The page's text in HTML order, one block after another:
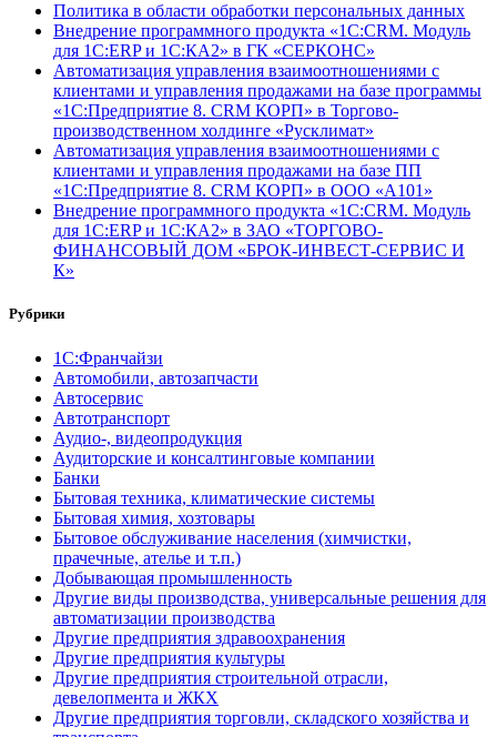
Политика в области обработки персональных данных
Внедрение программного продукта «1С:CRM. Модуль
для 1С:ERP и 1С:КА2» в ГК «СЕРКОНС»
Автоматизация управления взаимоотношениями с
клиентами и управления продажами на базе программы
«1С:Предприятие 8. CRM КОРП» в Торгово-
производственном холдинге «Русклимат»
Автоматизация управления взаимоотношениями с
клиентами и управления продажами на базе ПП
«1С:Предприятие 8. CRM КОРП» в ООО «А101»
Внедрение программного продукта «1С:CRM. Модуль
для 1С:ERP и 1С:КА2» в ЗАО «ТОРГОВО-
ФИНАНСОВЫЙ ДОМ «БРОК-ИНВЕСТ-СЕРВИС И
К»
Рубрики
1С:Франчайзи
Автомобили, автозапчасти
Автосервис
Автотранспорт
Аудио-, видеопродукция
Аудиторские и консалтинговые компании
Банки
Бытовая техника, климатические системы
Бытовая химия, хозтовары
Бытовое обслуживание населения (химчистки,
прачечные, ателье и т.п.)
Добывающая промышленность
Другие виды производства, универсальные решения для
автоматизации производства
Другие предприятия здравоохранения
Другие предприятия культуры
Другие предприятия строительной отрасли,
девелопмента и ЖКХ
Другие предприятия торговли, складского хозяйства и